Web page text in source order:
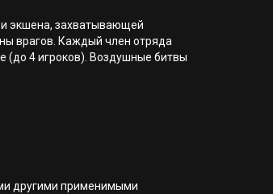
экшена, захватывающей
врагов. Каждый член отряда
(до 4 игроков). Воздушные битвы
другими применимыми